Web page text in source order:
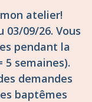
atelier!
09/26. Vous
pendant la
semaines).
demandes
baptêmes